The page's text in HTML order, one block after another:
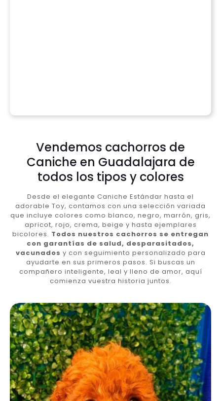
Vendemos cachorros de
Caniche en Guadalajara de
todos los tipos y colores
Desde el elegante Caniche Estándar hasta el
adorable Toy, contamos con una selección variada
que incluye colores como blanco, negro, marrón, gris,
apricot, rojo, crema, beige y hasta ejemplares
bicolores. Todos nuestros cachorros se entregan
con garantías de salud, desparasitados,
vacunados y con seguimiento personalizado para
ayudarte en sus primeros pasos. Si buscas un
compañero inteligente, leal y lleno de amor, aquí
comienza vuestra historia juntos.